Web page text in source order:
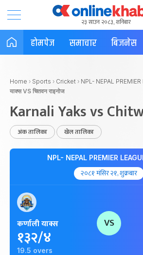
२३ साउन २०८३, शनिबार
होमपेज समाचार बिजनेस
Home › Sports › Cricket › NPL- NEPAL
याक्स VS चितवन राइनोज
Karnali Yaks vs
अंक तालिका खेल तालिका
NPL- NEPAL PREMIER
२०८१ मंसिर २१, शुक्रबार
कर्णाली याक्स
१३२/४
19.5 overs
VS